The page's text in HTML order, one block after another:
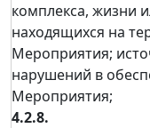
комплекса, жизни
находящихся на
Мероприятия;
нарушений в
Мероприятия;
4.2.8.